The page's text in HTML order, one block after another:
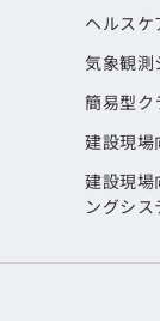
ヘルスケ
気象観測
簡易型ク
建設現場
建設現場
ングシス